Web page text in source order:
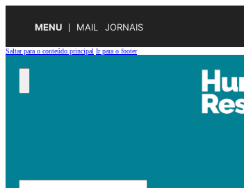
MENU MAIL JORNAIS
Saltar para o conteúdo principal Ir para o footer
Pesquisar